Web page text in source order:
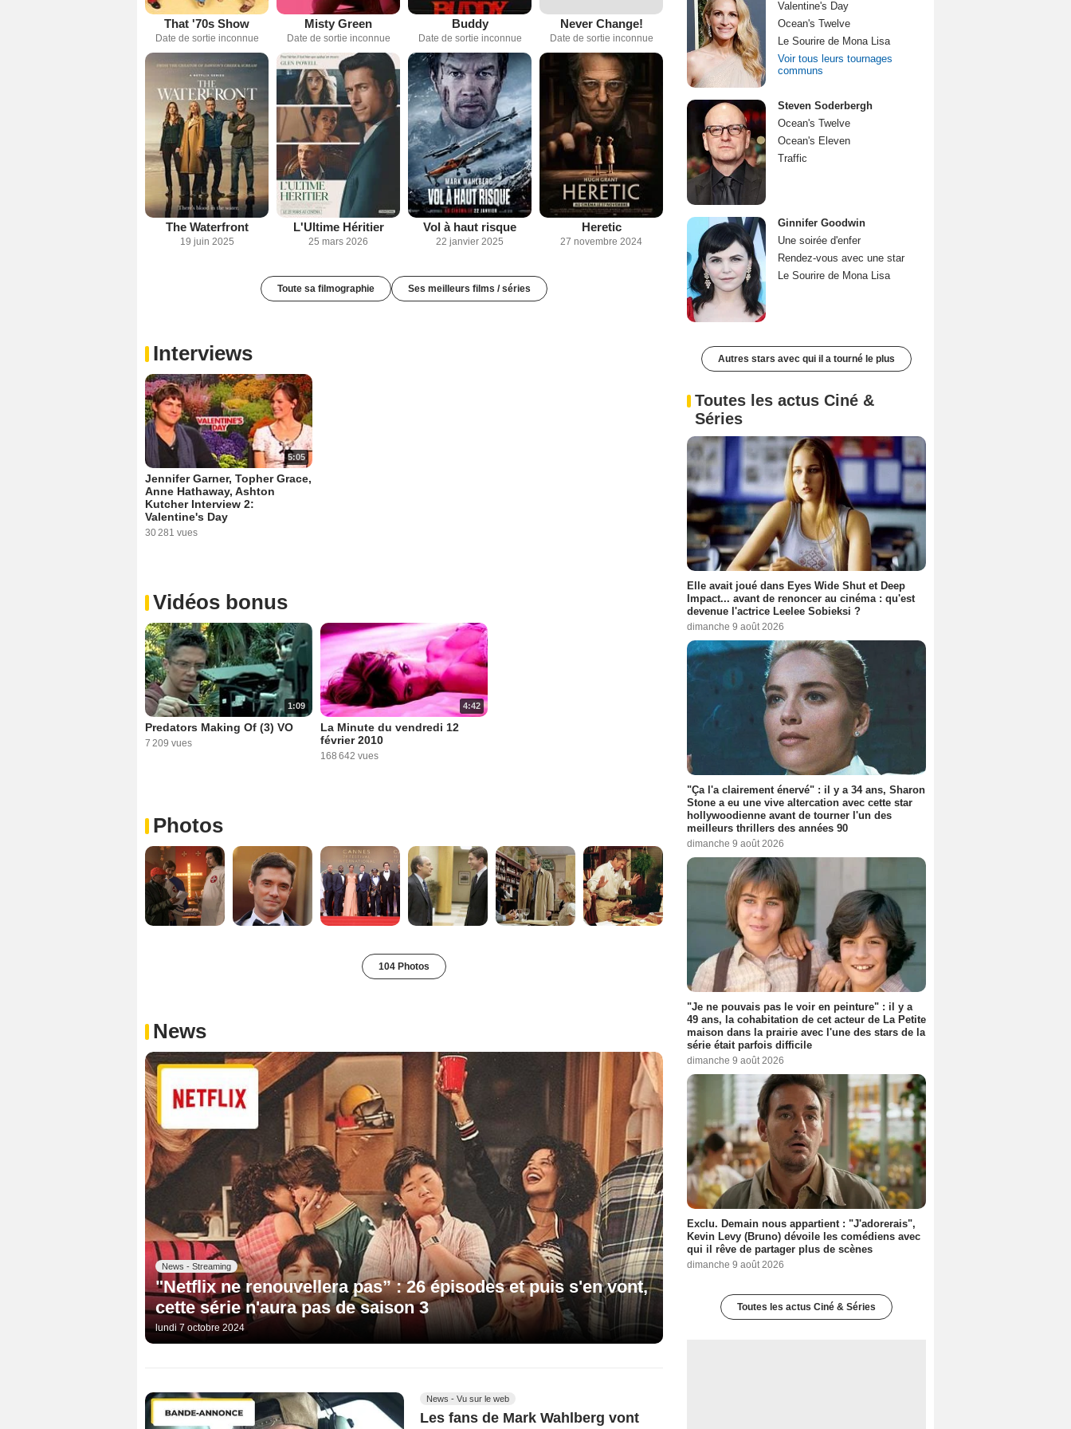
That '70s Show
Date de sortie inconnue
Misty Green
Date de sortie inconnue
Buddy
Date de sortie inconnue
Never Change!
Date de sortie inconnue
The Waterfront
19 juin 2025
L'Ultime Héritier
25 mars 2026
Vol à haut risque
22 janvier 2025
Heretic
27 novembre 2024
Toute sa filmographie Ses meilleurs films / séries
Interviews
5:05
Jennifer Garner, Topher Grace,
Anne Hathaway, Ashton
Kutcher Interview 2:
Valentine's Day
30 281 vues
Vidéos bonus
1:09
Predators Making Of (3) VO
7 209 vues
4:42
La Minute du vendredi 12
février 2010
168 642 vues
Photos
104 Photos
News
News - Streaming
"Netflix ne renouvellera pas” : 26 épisodes et puis s'en vont,
cette série n'aura pas de saison 3
lundi 7 octobre 2024
News - Vu sur le web
Les fans de Mark Wahlberg vont
Valentine's Day
Ocean's Twelve
Le Sourire de Mona Lisa
Voir tous leurs tournages
communs
Steven Soderbergh
Ocean's Twelve
Ocean's Eleven
Traffic
Ginnifer Goodwin
Une soirée d'enfer
Rendez-vous avec une star
Le Sourire de Mona Lisa
Autres stars avec qui il a tourné le plus
Toutes les actus Ciné &
Séries
Elle avait joué dans Eyes Wide Shut et Deep
Impact... avant de renoncer au cinéma : qu'est
devenue l'actrice Leelee Sobieksi ?
dimanche 9 août 2026
"Ça l'a clairement énervé" : il y a 34 ans, Sharon
Stone a eu une vive altercation avec cette star
hollywoodienne avant de tourner l'un des
meilleurs thrillers des années 90
dimanche 9 août 2026
"Je ne pouvais pas le voir en peinture" : il y a
49 ans, la cohabitation de cet acteur de La Petite
maison dans la prairie avec l'une des stars de la
série était parfois difficile
dimanche 9 août 2026
Exclu. Demain nous appartient : "J'adorerais",
Kevin Levy (Bruno) dévoile les comédiens avec
qui il rêve de partager plus de scènes
dimanche 9 août 2026
Toutes les actus Ciné & Séries